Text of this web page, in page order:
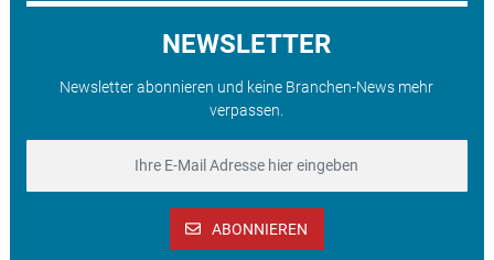
NEWSLETTER
Newsletter abonnieren und keine Branchen-News mehr
verpassen.
ABONNIEREN